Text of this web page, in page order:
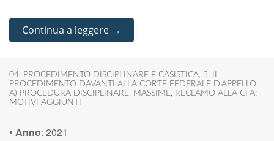
Continua a leggere →
04. PROCEDIMENTO DISCIPLINARE E CASISTICA, 3. IL
PROCEDIMENTO DAVANTI ALLA CORTE FEDERALE D'APPELLO,
A) PROCEDURA DISCIPLINARE, MASSIME, RECLAMO ALLA CFA:
MOTIVI AGGIUNTI
• Anno: 2021